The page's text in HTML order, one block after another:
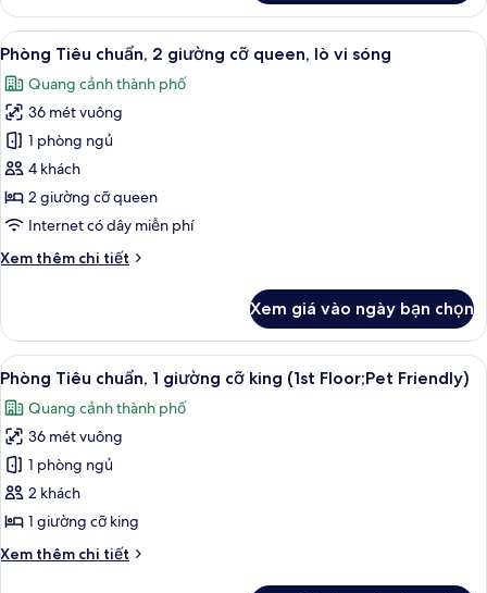
vi
sóng
Phòng
Tiêu
chuẩn,
giường
cỡ
king,
lò
vi
sóng
Xem
tất
cả
ảnh
Phòng
Tiêu
chuẩn,
2
cỡ
vi
sóng
Bộ đồ giường kháng dị ứng, bàn,
5
Phòng Tiêu chuẩn, 2 giường cỡ queen, lò vi sóng
Quang cảnh thành phố
36 mét vuông
1 phòng ngủ
4 khách
2 giường cỡ queen
Internet có dây miễn phí
Xem thêm chi tiết
Chi
Phòng
Tiêu
chuẩn,
giường
cỡ
queen,
lò
vi
sóng
Xem giá vào ngày bạn chọn
Xem
tất
cả
ảnh
Phòng
Tiêu
chuẩn,
giường
Bộ đồ giường kháng dị ứng, bàn,
4
Phòng Tiêu chuẩn, 1 giường cỡ king (1st Floor;Pet Friendly)
Quang cảnh thành phố
36 mét vuông
1 phòng ngủ
2 khách
1 giường cỡ king
Xem thêm chi tiết
Chi